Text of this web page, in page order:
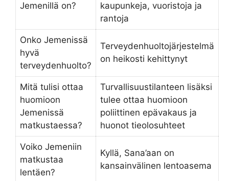
Jemenillä on?
kaupunkeja, vuoristoja ja
rantoja
Onko Jemenissä
hyvä
terveydenhuolto?
Terveydenhuoltojärjestelmä
on heikosti kehittynyt
Mitä tulisi ottaa
huomioon
Jemenissä
matkustaessa?
Turvallisuustilanteen lisäksi
tulee ottaa huomioon
poliittinen epävakaus ja
huonot tieolosuhteet
Voiko Jemeniin
matkustaa
lentäen?
Kyllä, Sana’aan on
kansainvälinen lentoasema